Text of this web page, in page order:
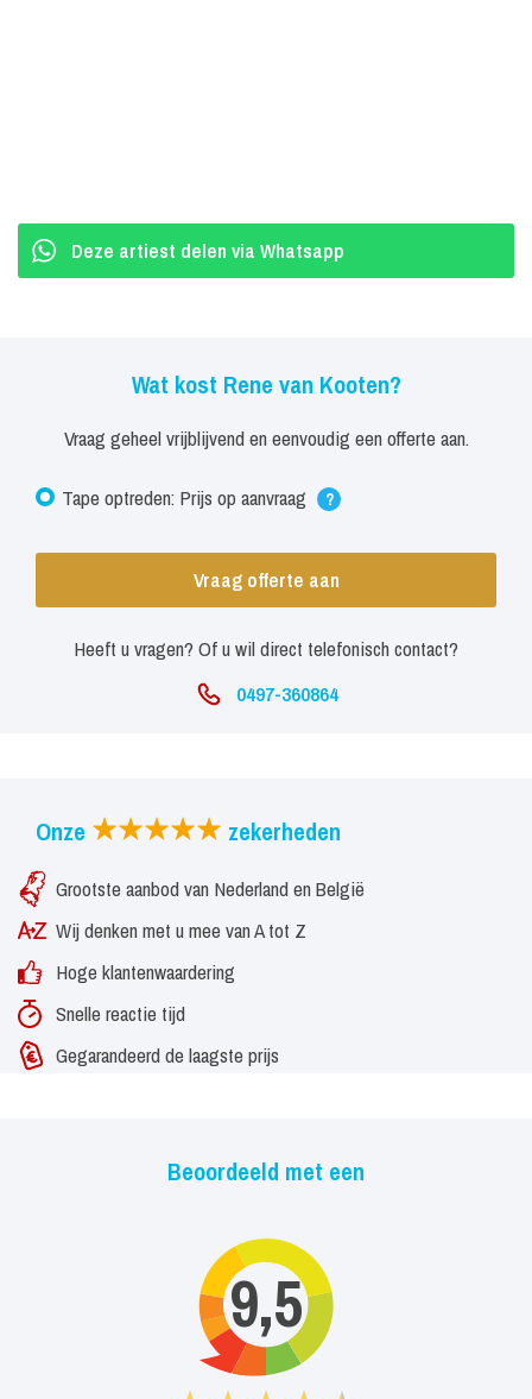
Deze artiest delen via Whatsapp
Wat kost Rene van Kooten?
Vraag geheel vrijblijvend en eenvoudig een offerte aan.
Tape optreden: Prijs op aanvraag ?
Vraag offerte aan
Heeft u vragen? Of u wil direct telefonisch contact?
0497-360864
Onze zekerheden
Grootste aanbod van Nederland en België
Wij denken met u mee van A tot Z
Hoge klantenwaardering
Snelle reactie tijd
Gegarandeerd de laagste prijs
Beoordeeld met een
9,5